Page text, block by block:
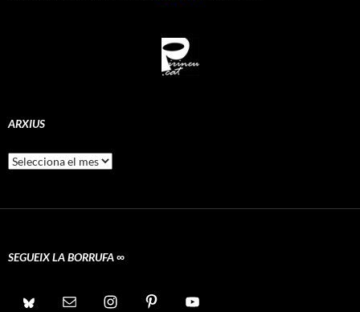
ARXIUS
Arxius
SEGUEIX LA BORRUFA ∞